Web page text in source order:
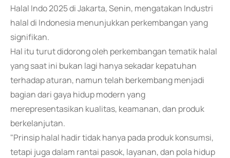
Halal Indo 2025 di Jakarta, Senin, mengatakan Industri
halal di Indonesia menunjukkan perkembangan yang
signifikan.
Hal itu turut didorong oleh perkembangan tematik halal
yang saat ini bukan lagi hanya sekadar kepatuhan
terhadap aturan, namun telah berkembang menjadi
bagian dari gaya hidup modern yang
merepresentasikan kualitas, keamanan, dan produk
berkelanjutan.
"Prinsip halal hadir tidak hanya pada produk konsumsi,
tetapi juga dalam rantai pasok, layanan, dan pola hidup